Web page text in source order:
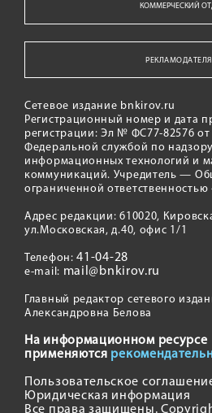
КОММЕРЧЕСКИЙ
Сетевое издание bnkirov.ru
Регистрационный номер и дата
регистрации: Эл № ФС77-82576 от
Федеральной службой по
информационных технологий и
коммуникаций. Учредитель —
ограниченной ответственностью
Адрес редакции: 610020,
ул.Московская, д.40, офис 1/1
Телефон:41-04-28
e-mail: mail@bnkirov.ru
Главный редактор сетевого
Александровна Белова
На информационном ресурсе
применяются
Пользовательское
Юридическая информация
Все права защищены.